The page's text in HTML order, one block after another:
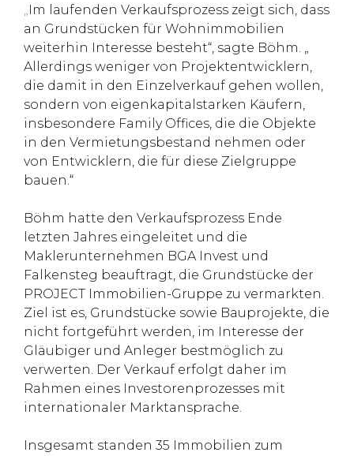
„Im laufenden Verkaufsprozess zeigt sich, dass
an Grundstücken für Wohnimmobilien
weiterhin Interesse besteht“, sagte Böhm. „
Allerdings weniger von Projektentwicklern,
die damit in den Einzelverkauf gehen wollen,
sondern von eigenkapitalstarken Käufern,
insbesondere Family Offices, die die Objekte
in den Vermietungsbestand nehmen oder
von Entwicklern, die für diese Zielgruppe
bauen.“
Böhm hatte den Verkaufsprozess Ende
letzten Jahres eingeleitet und die
Maklerunternehmen BGA Invest und
Falkensteg beauftragt, die Grundstücke der
PROJECT Immobilien-Gruppe zu vermarkten.
Ziel ist es, Grundstücke sowie Bauprojekte, die
nicht fortgeführt werden, im Interesse der
Gläubiger und Anleger bestmöglich zu
verwerten. Der Verkauf erfolgt daher im
Rahmen eines Investorenprozesses mit
internationaler Marktansprache.
Insgesamt standen 35 Immobilien zum